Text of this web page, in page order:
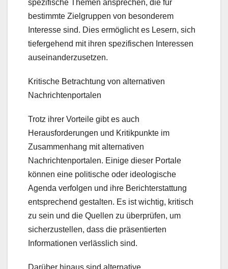
spezifische Themen ansprechen, die für
bestimmte Zielgruppen von besonderem
Interesse sind. Dies ermöglicht es Lesern, sich
tiefergehend mit ihren spezifischen Interessen
auseinanderzusetzen.
Kritische Betrachtung von alternativen
Nachrichtenportalen
Trotz ihrer Vorteile gibt es auch
Herausforderungen und Kritikpunkte im
Zusammenhang mit alternativen
Nachrichtenportalen. Einige dieser Portale
können eine politische oder ideologische
Agenda verfolgen und ihre Berichterstattung
entsprechend gestalten. Es ist wichtig, kritisch
zu sein und die Quellen zu überprüfen, um
sicherzustellen, dass die präsentierten
Informationen verlässlich sind.